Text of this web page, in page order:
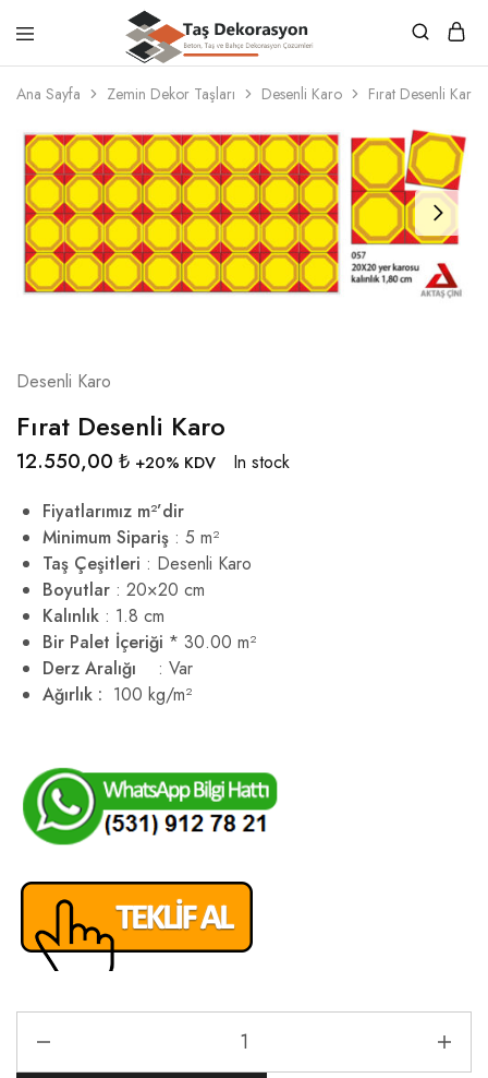
Taş
Dekorasyon
Beton,
Taş
Bahçe
Dekorasyon
Çözümleri
Ana Sayfa Zemin Dekor Taşları Desenli Karo Fırat Desenli Karo
Desenli Karo
Fırat Desenli Karo
12.550,00 ₺ +20% KDV
In stock
Fiyatlarımız m²’dir
Minimum Sipariş : 5 m²
Taş Çeşitleri : Desenli Karo
Boyutlar : 20×20 cm
Kalınlık : 1.8 cm
Bir Palet İçeriği * 30.00 m²
Derz Aralığı
: Var
Ağırlık : 100 kg/m²